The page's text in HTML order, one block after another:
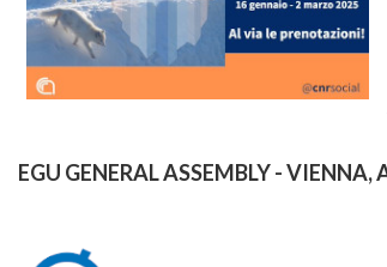
EGU GENERAL ASSEMBLY -